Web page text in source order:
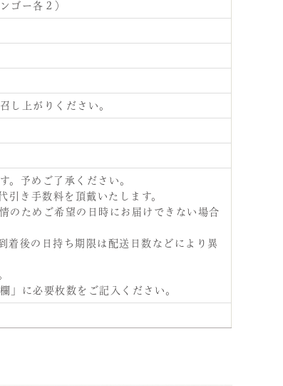
ゴー各２）
し上がりください。
。予めご了承ください。
き手数料を頂戴いたします。
のためご希望の日時にお届けできない場合
着後の日持ち期限は配送日数などにより異
」に必要枚数をご記入ください。